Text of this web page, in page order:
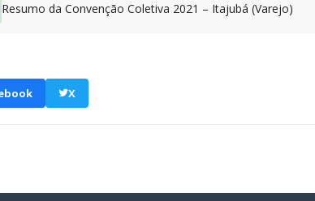
Resumo da Convenção Coletiva 2021 – Itajubá (Varejo)
X